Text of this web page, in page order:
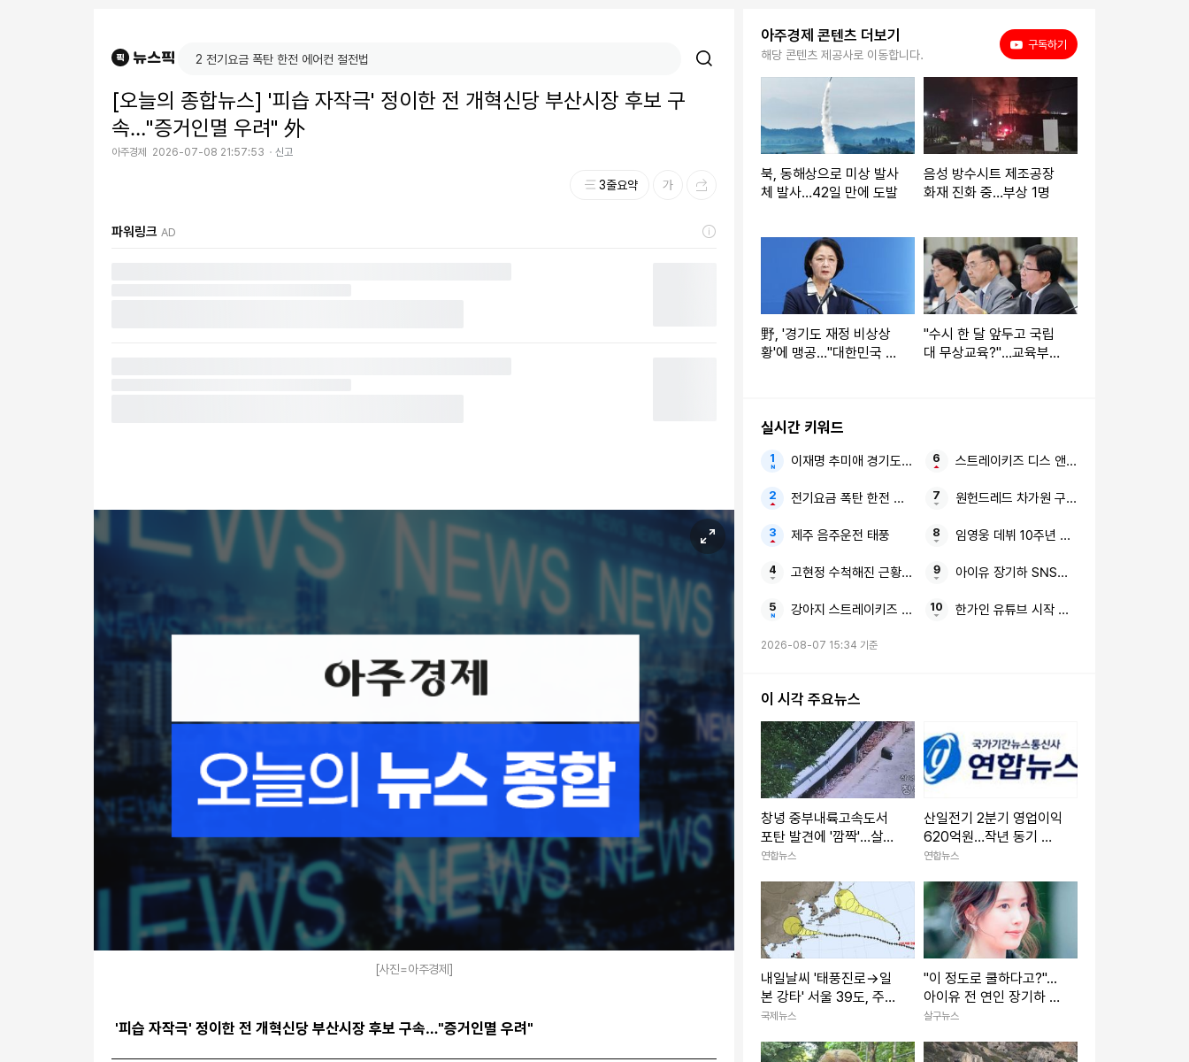
[오늘의 종합뉴스] '피습 자작극' 정이한 전 개혁신당 부산시장 후보 구
속…"증거인멸 우려" 外
아주경제 2026-07-08 21:57:53 신고
3줄요약
파워링크 AD
[사진=아주경제]
'피습 자작극' 정이한 전 개혁신당 부산시장 후보 구속…"증거인멸 우려"
아주경제 콘텐츠 더보기
해당 콘텐츠 제공사로 이동합니다.
구독하기
북, 동해상으로 미상 발사
체 발사…42일 만에 도발
음성 방수시트 제조공장
화재 진화 중…부상 1명
野, '경기도 재정 비상상
황'에 맹공…"대한민국 미
"수시 한 달 앞두고 국립
대 무상교육?"…교육부
실시간 키워드
이재명 추미애 경기도 재정 비상
전기요금 폭탄 한전 에어컨 절전법
제주 음주운전 태풍
고현정 수척해진 근황 뼈말라 근황
강아지 스트레이키즈 승민 BTS 뷔
스트레이키즈 디스 앤드 댓 리노
원헌드레드 차가원 구속 송치
임영웅 데뷔 10주년 에스콰이어 3종
아이유 장기하 SNS에 전 연인
한가인 유튜브 시작 삶 마감
2026-08-07 15:34 기준
이 시각 주요뉴스
창녕 중부내륙고속도서
포탄 발견에 '깜짝'…살상
력없는 모의탄(종합)
연합뉴스
산일전기 2분기 영업이익
620억원…작년 동기 대
비 34.3%↑
연합뉴스
내일날씨 '태풍진로→일
본 강타' 서울 39도, 주말
엔 비소식
국제뉴스
"이 정도로 쿨하다고?"...
아이유 전 연인 장기하 노
래 BGM 선택해 난리 난
살구뉴스